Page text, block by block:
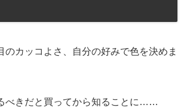
のカッコよさ、自分の好みで色を決めま
べきだと買ってから知ることに……